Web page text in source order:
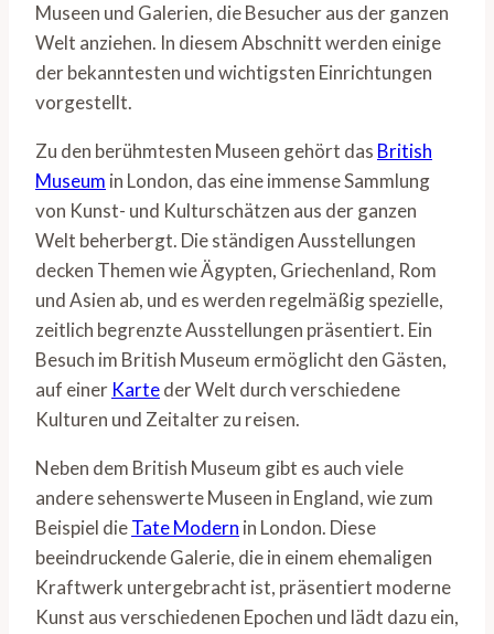
Museen und Galerien, die Besucher aus der ganzen
Welt anziehen. In diesem Abschnitt werden einige
der bekanntesten und wichtigsten Einrichtungen
vorgestellt.
Zu den berühmtesten Museen gehört das British
Museum in London, das eine immense Sammlung
von Kunst- und Kulturschätzen aus der ganzen
Welt beherbergt. Die ständigen Ausstellungen
decken Themen wie Ägypten, Griechenland, Rom
und Asien ab, und es werden regelmäßig spezielle,
zeitlich begrenzte Ausstellungen präsentiert. Ein
Besuch im British Museum ermöglicht den Gästen,
auf einer Karteder Welt durch verschiedene
Kulturen und Zeitalter zu reisen.
Neben dem British Museum gibt es auch viele
andere sehenswerte Museen in England, wie zum
Beispiel dieTate Modern in London. Diese
beeindruckende Galerie, die in einem ehemaligen
Kraftwerk untergebracht ist, präsentiert moderne
Kunst aus verschiedenen Epochen und lädt dazu ein,